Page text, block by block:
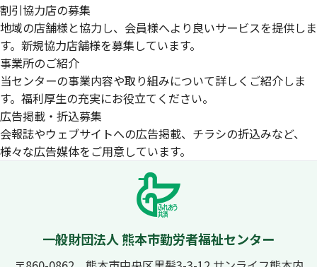
割引協力店の募集
地域の店舗様と協力し、会員様へより良いサービスを提供しま
す。新規協力店舗様を募集しています。
事業所のご紹介
当センターの事業内容や取り組みについて詳しくご紹介しま
す。福利厚生の充実にお役立てください。
広告掲載・折込募集
会報誌やウェブサイトへの広告掲載、チラシの折込みなど、
様々な広告媒体をご用意しています。
一般財団法人 熊本市勤労者福祉センター